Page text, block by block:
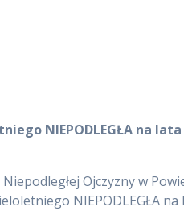
NIEPODLEGŁA na lata
Ojczyzny w
NIEPODLEGŁA na